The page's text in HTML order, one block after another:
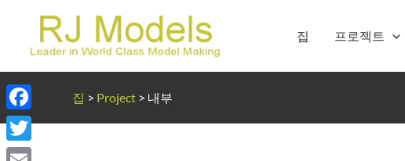
로
건
너
뛰
기
집 프로젝트
집 > Project > 내부
Facebook
Twitter